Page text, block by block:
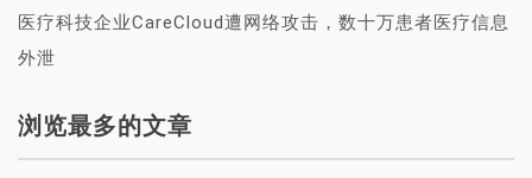
医疗科技企业CareCloud遭网络攻击，数十万患者医疗信息
外泄
浏览最多的文章